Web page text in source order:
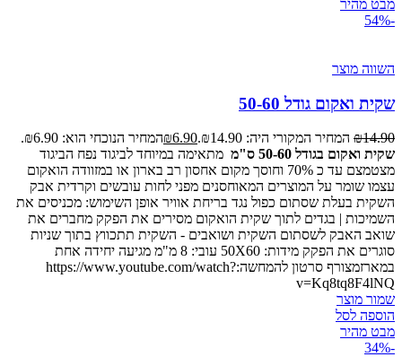
מבט מהיר
-54%
השווה מוצר
שקית ואקום גודל 50-60
₪14.90 המחיר המקורי היה: ₪14.90. ₪6.90
המחיר הנוכחי הוא: ₪6.90.
שקית ואקום בגודל 50-60 ס"מ
מתאימה במיוחד לביגוד נפח הביגוד
מצטמצם עד כ 70% וחוסך מקום אחסון רב בארון או במזוודה הואקום
עצמו שומר על המוצרים המאוחסנים מפני לחות עובשים וקרדית אבק
השקית בעלת שסתום כפול נגד בריחת אוויר אופן השימוש: מכניסים את
השמיכות | בגדים לתוך שקית הואקום מסירים את הפקק מחברים את
שואב האבק לשסתום השקית ושואבים - השקית תתכווץ בתוך שניות
סוגרים את הפקק מידות: 50X60 עובי: 8 מ"מ מגיעה יחידה אחת
במארזמצורף סרטון להמחשה:https://www.youtube.com/watch?
v=Kq8tq8F4lNQ
שמור מוצר
הוספה לסל
מבט מהיר
-34%